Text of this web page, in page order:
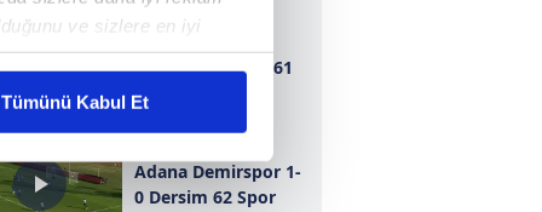
ve sizlere en iyi
karşılamak
kullanılmaktadır. Bu
Tümünü Kabul Et
Bursaspor 1-1 1461
Trabzon
Adana Demirspor 1-
0 Dersim 62 Spor